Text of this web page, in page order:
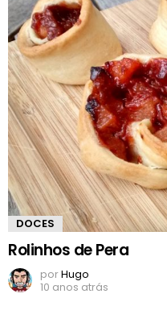
DOCES
Rolinhos de Pera
porHugo
10 anos atrás